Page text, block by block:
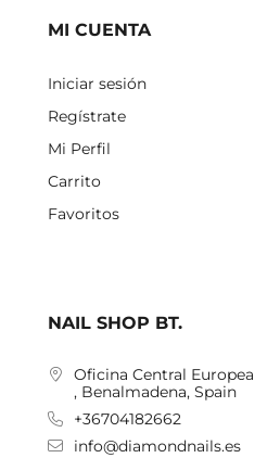
MI CUENTA
Iniciar sesión
Regístrate
Mi Perfil
Carrito
Favoritos
NAIL SHOP BT.
Oficina Central Europea
, Benalmadena, Spain
+36704182662
info@diamondnails.es